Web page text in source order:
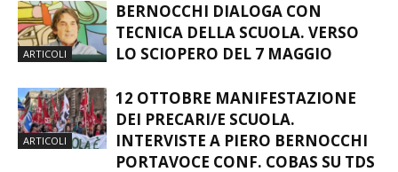
ARTICOLI
BERNOCCHI DIALOGA CON
TECNICA DELLA SCUOLA. VERSO
LO SCIOPERO DEL 7 MAGGIO
ARTICOLI
12 OTTOBRE MANIFESTAZIONE
DEI PRECARI/E SCUOLA.
INTERVISTE A PIERO BERNOCCHI
PORTAVOCE CONF. COBAS SU TDS